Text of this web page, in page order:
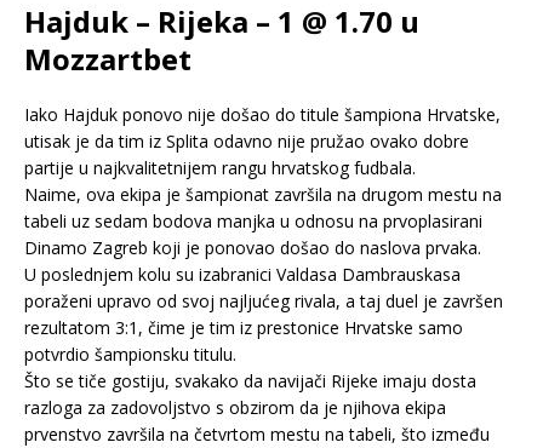
Hajduk – Rijeka – 1 @ 1.70 u
Mozzartbet
Iako Hajduk ponovo nije došao do titule šampiona Hrvatske,
utisak je da tim iz Splita odavno nije pružao ovako dobre
partije u najkvalitetnijem rangu hrvatskog fudbala.
Naime, ova ekipa je šampionat završila na drugom mestu na
tabeli uz sedam bodova manjka u odnosu na prvoplasirani
Dinamo Zagreb koji je ponovao došao do naslova prvaka.
U poslednjem kolu su izabranici Valdasa Dambrauskasa
poraženi upravo od svoj najljućeg rivala, a taj duel je završen
rezultatom 3:1, čime je tim iz prestonice Hrvatske samo
potvrdio šampionsku titulu.
Što se tiče gostiju, svakako da navijači Rijeke imaju dosta
razloga za zadovoljstvo s obzirom da je njihova ekipa
prvenstvo završila na četvrtom mestu na tabeli, što između